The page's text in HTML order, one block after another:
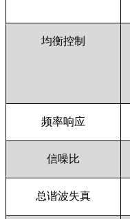
均衡控制
频率响应
信噪比
总谐波失真